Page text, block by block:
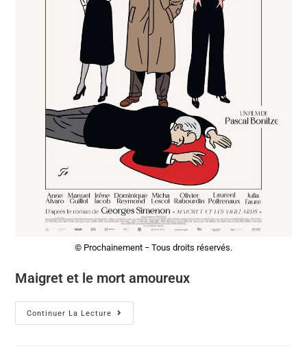
© Prochainement − Tous droits réservés.
Maigret et le mort amoureux
Continuer La Lecture